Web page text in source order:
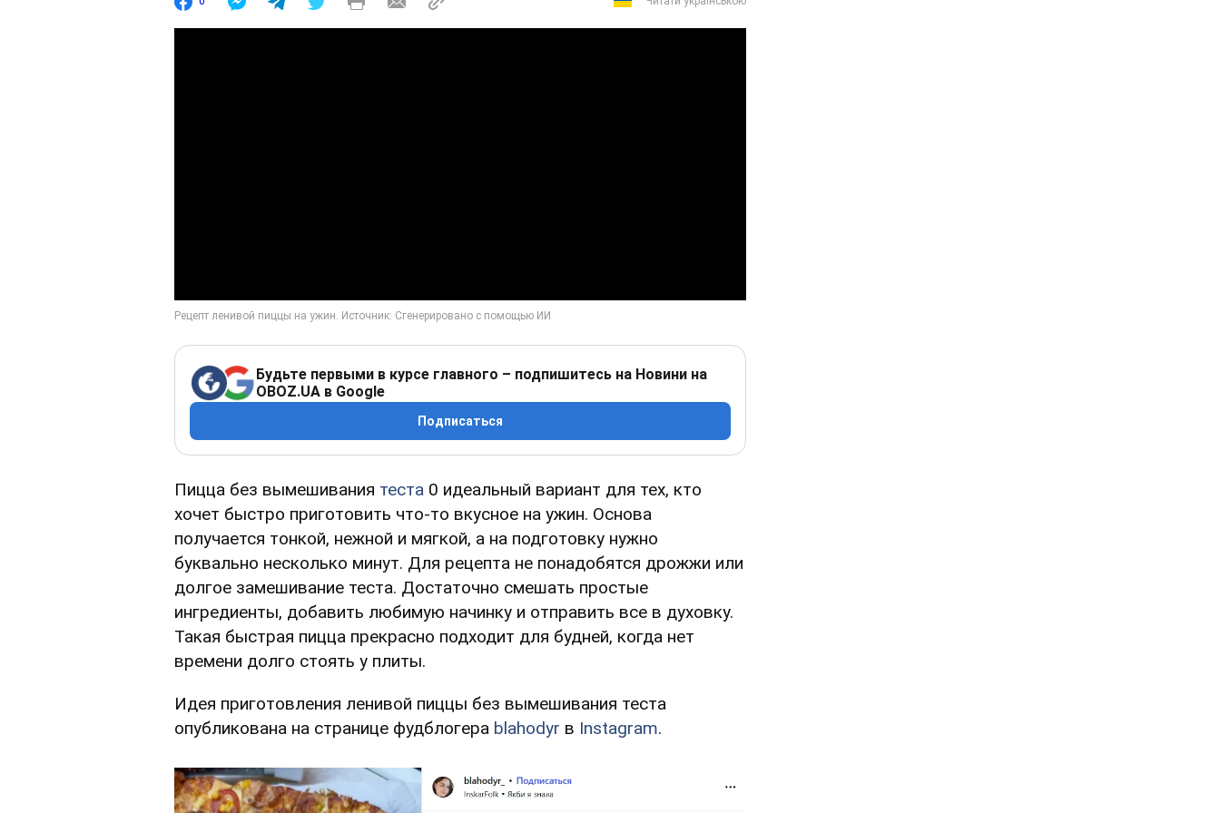
Будьте первыми в курсе главного – подпишитесь на Новини на
OBOZ.UA в Google
Подписаться
Пицца без вымешивания теста 0 идеальный вариант для тех, кто
хочет быстро приготовить что-то вкусное на ужин. Основа
получается тонкой, нежной и мягкой, а на подготовку нужно
буквально несколько минут. Для рецепта не понадобятся дрожжи или
долгое замешивание теста. Достаточно смешать простые
ингредиенты, добавить любимую начинку и отправить все в духовку.
Такая быстрая пицца прекрасно подходит для будней, когда нет
времени долго стоять у плиты.
Идея приготовления ленивой пиццы без вымешивания теста
опубликована на странице фудблогера blahodyr в Instagram.